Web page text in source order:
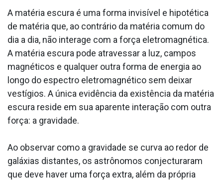
A matéria escura é uma forma invisível e hipotética
de matéria que, ao contrário da matéria comum do
dia a dia, não interage com a força eletromagnética.
A matéria escura pode atravessar a luz, campos
magnéticos e qualquer outra forma de energia ao
longo do espectro eletromagnético sem deixar
vestígios. A única evidência da existência da matéria
escura reside em sua aparente interação com outra
força: a gravidade.
Ao observar como a gravidade se curva ao redor de
galáxias distantes, os astrônomos conjecturaram
que deve haver uma força extra, além da própria